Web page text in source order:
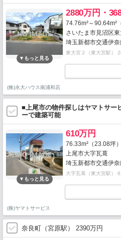
2880万円・
74.76m²～90.64m²
さいたま市見沼区
埼玉新都市交通伊
東大宮２（東大宮駅）
(株)永大ハウス南浦和店
■上尾市の物件探しはヤマトサー
ーで建築可能
610万円
76.33m²（23.08坪
上尾市大字瓦葺
埼玉新都市交通伊
大字瓦葺（東大宮駅）
(株)ヤマトサービス
奈良町（宮原駅） 2390万円